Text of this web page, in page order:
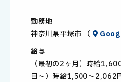
勤務地
神奈川県平塚市 （
給与
（最初の2ヶ月）時給
目～）時給1,500～2,062